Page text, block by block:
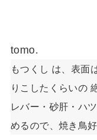
tomo.
もつくし は、表面
りこしたくらいの
レバー・砂肝・ハ
めるので、焼き鳥